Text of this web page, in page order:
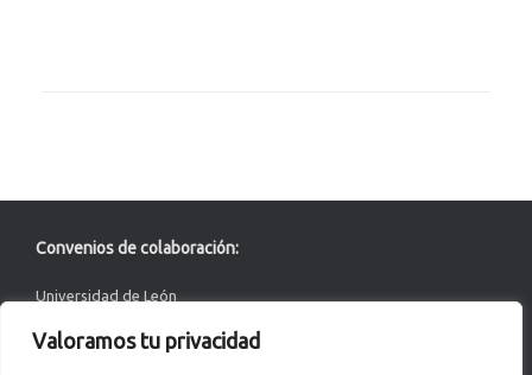
Valoramos tu privacidad
Convenios de colaboración:
Universidad de León
ACERTA Certificación